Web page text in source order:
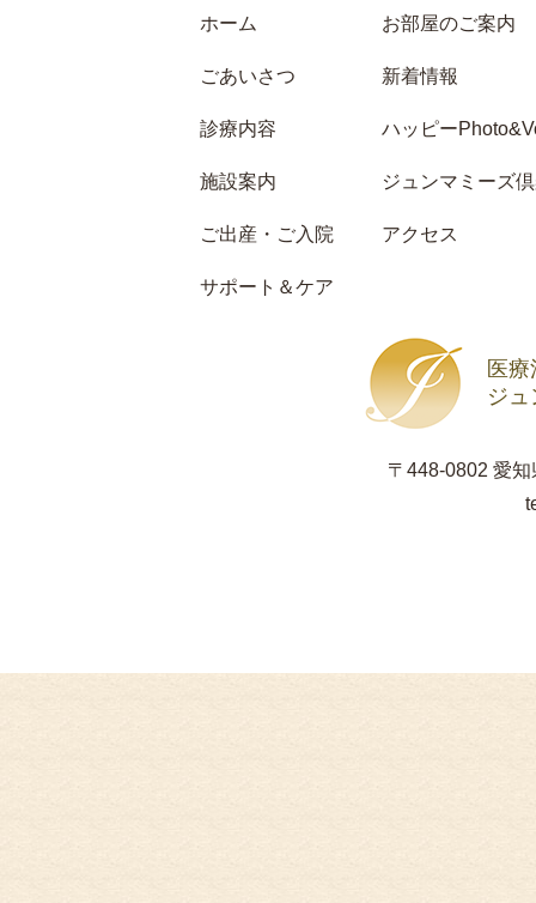
医
ジ
〒448-0802 愛
ホーム
ごあいさつ
診療内容
施設案内
ご出産・ご入院
サポート＆ケア
お部屋のご案内
新着情報
ハッピー
ジュンマミーズ
アクセス